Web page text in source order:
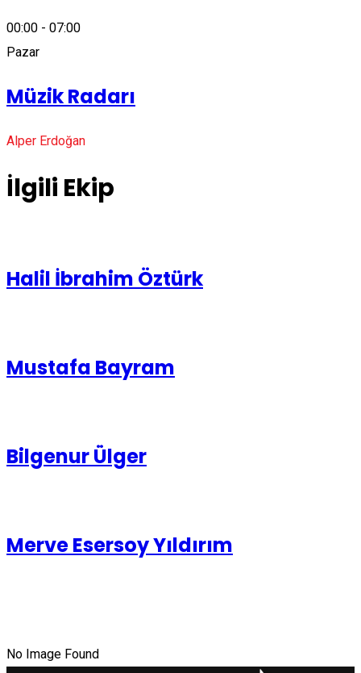
00:00 - 07:00
Pazar
Müzik Radarı
Alper Erdoğan
İlgili Ekip
Halil İbrahim Öztürk
Mustafa Bayram
Bilgenur Ülger
Merve Esersoy Yıldırım
No Image Found